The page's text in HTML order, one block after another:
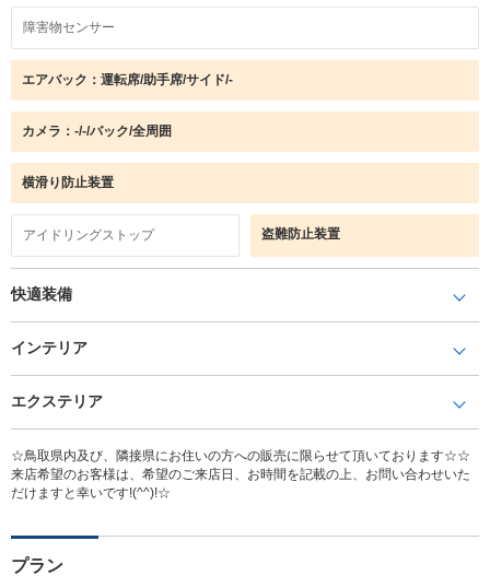
障害物センサー
エアバック：運転席/助手席/サイド/-
カメラ：-/-/バック/全周囲
横滑り防止装置
アイドリングストップ 盗難防止装置
快適装備
インテリア
エクステリア
☆鳥取県内及び、隣接県にお住いの方への販売に限らせて頂いております☆☆
来店希望のお客様は、希望のご来店日、お時間を記載の上、お問い合わせいた
だけますと幸いです!(^^)!☆
プラン